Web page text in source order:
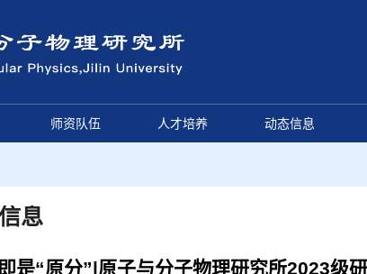
师资队伍 人才培养 动态信息
息
是“原分”|原子与分子物理研究所2023级